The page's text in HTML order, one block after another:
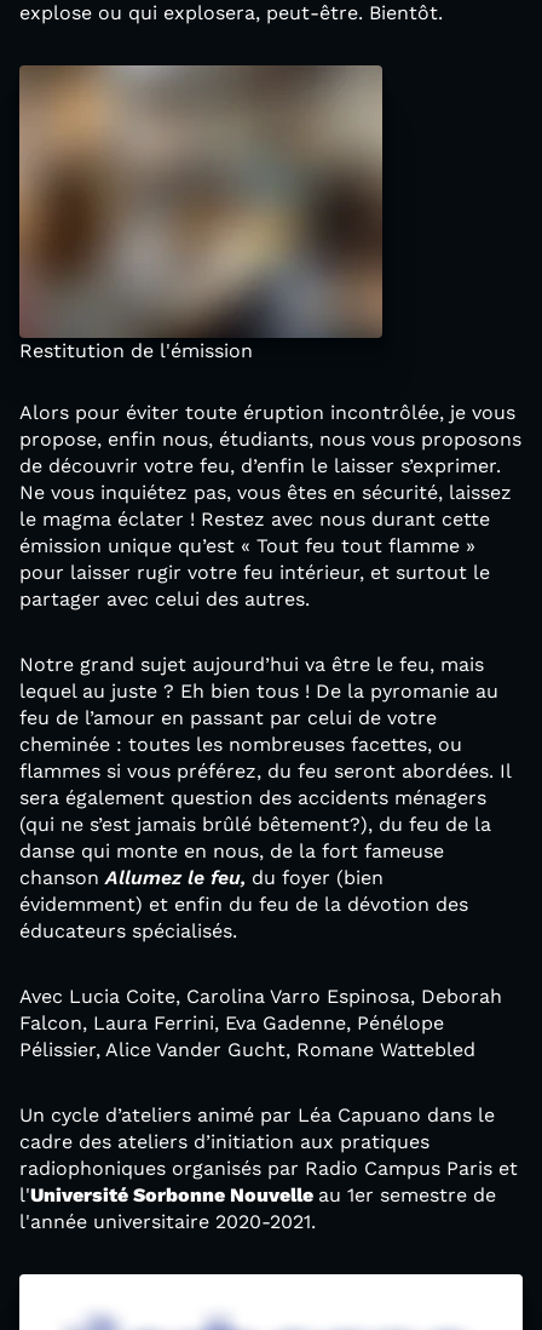
explose ou qui explosera, peut-être. Bientôt.
Restitution de l'émission
Alors pour éviter toute éruption incontrôlée, je vous
propose, enfin nous, étudiants, nous vous proposons
de découvrir votre feu, d’enfin le laisser s’exprimer.
Ne vous inquiétez pas, vous êtes en sécurité, laissez
le magma éclater ! Restez avec nous durant cette
émission unique qu’est « Tout feu tout flamme »
pour laisser rugir votre feu intérieur, et surtout le
partager avec celui des autres.
Notre grand sujet aujourd’hui va être le feu, mais
lequel au juste ? Eh bien tous ! De la pyromanie au
feu de l’amour en passant par celui de votre
cheminée : toutes les nombreuses facettes, ou
flammes si vous préférez, du feu seront abordées. Il
sera également question des accidents ménagers
(qui ne s’est jamais brûlé bêtement?), du feu de la
danse qui monte en nous, de la fort fameuse
chansonAllumez le feu, du foyer (bien
évidemment) et enfin du feu de la dévotion des
éducateurs spécialisés.
Avec Lucia Coite, Carolina Varro Espinosa, Deborah
Falcon, Laura Ferrini, Eva Gadenne, Pénélope
Pélissier, Alice Vander Gucht, Romane Wattebled
Un cycle d’ateliers animé par Léa Capuano dans le
cadre des ateliers d’initiation aux pratiques
radiophoniques organisés par Radio Campus Paris et
l'Université Sorbonne Nouvelle au 1er semestre de
l'année universitaire 2020-2021.